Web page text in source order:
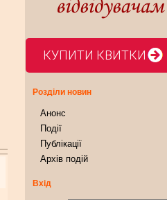
КУПИТИ КВИТКИ
Розділи новин
Анонс
Події
Публікації
Архів подій
Вхід